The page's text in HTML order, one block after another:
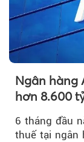
Ngân hàng
hơn 8.600
nợ xấu
6 tháng đầu
thuế tại ngân